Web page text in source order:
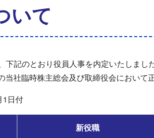
いて
記のとおり役員人事を内定いたしまし
社臨時株主総会及び取締役会において
日付
新役職